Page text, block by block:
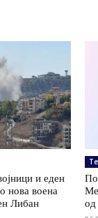
и еден
нова воена
Либан
од